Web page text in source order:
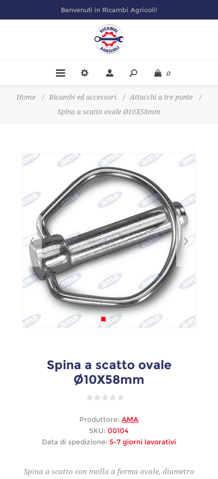
Benvenuti in Ricambi Agricoli!
0
Home / Ricambi ed accessori / Attacchi a tre punte
/
Spina a scatto ovale Ø10X58mm
Spina a scatto ovale
Ø10X58mm
Produttore: AMA
SKU: 00104
Data di spedizione: 5-7 giorni lavorativi
Spina a scatto con molla a forma ovale, diametro